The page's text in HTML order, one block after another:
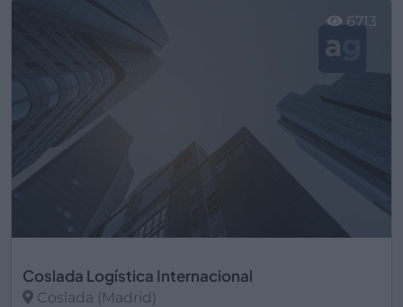
Coslada Logística Internacional
Coslada (Madrid)
6713